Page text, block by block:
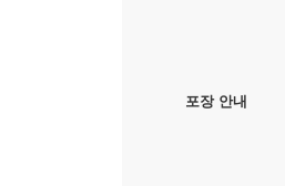
13권 21세기사의 서
14권 역사는 이상의
15권 우리 통일, 어
16권 분단고통과 통
17권 내 인생의 역사
포장 안내